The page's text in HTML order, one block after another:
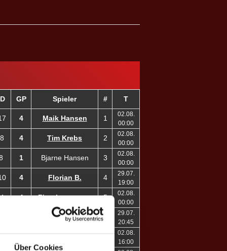
Über Cookies
GP Spieler # T
4 Maik Hansen 1
02.08.
00:00
4 Tim Krebs 2
02.08.
00:00
1 Bjarne Hansen 3
02.08.
00:00
4 Florian B. 4
29.07.
19:00
4 Finn Ingwersen 5
02.08.
00:00
Dano Schubert 6
29.07.
20:45
02.08.
16:00